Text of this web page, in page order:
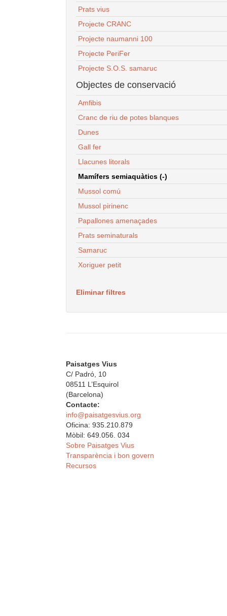
Prats vius
Projecte CRANC
Projecte naumanni 100
Projecte PeriFer
Projecte S.O.S. samaruc
Objectes de conservació
Amfibis
Cranc de riu de potes blanques
Dunes
Gall fer
Llacunes litorals
Mamífers semiaquàtics (-)
Mussol comú
Mussol pirinenc
Papallones amenaçades
Prats seminaturals
Samaruc
Xoriguer petit
Eliminar filtres
Paisatges Vius
C/ Padró, 10
08511 L’Esquirol
(Barcelona)
Contacte:
info@paisatgesvius.org
Oficina: 935.210.879
Mòbil: 649.056. 034
Sobre Paisatges Vius
Transparència i bon govern
Recursos